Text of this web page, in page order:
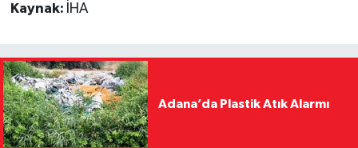
Kaynak: İHA
Adana’da Plastik Atık Alarmı